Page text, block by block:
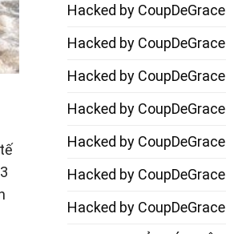
Hacked by CoupDeGrace
Hacked by CoupDeGrace
Hacked by CoupDeGrace
Hacked by CoupDeGrace
Hacked by CoupDeGrace
Hacked by CoupDeGrace
Hacked by CoupDeGrace